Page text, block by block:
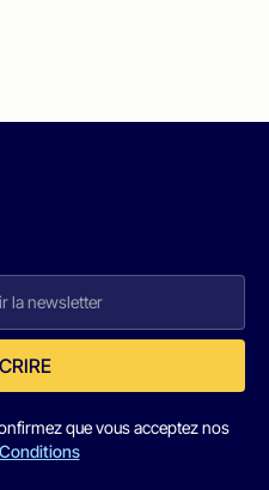
que vous acceptez nos